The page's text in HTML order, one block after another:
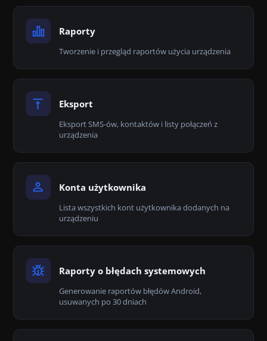
Raporty
Tworzenie i przegląd raportów użycia urządzenia
Eksport
Eksport SMS-ów, kontaktów i listy połączeń z
urządzenia
Konta użytkownika
Lista wszystkich kont użytkownika dodanych na
urządzeniu
Raporty o błędach systemowych
Generowanie raportów błędów Android,
usuwanych po 30 dniach